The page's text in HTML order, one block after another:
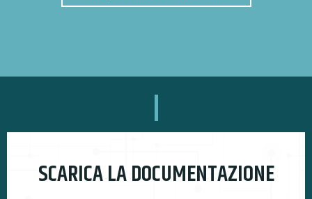
SCARICA LA DOCUMENTAZIONE